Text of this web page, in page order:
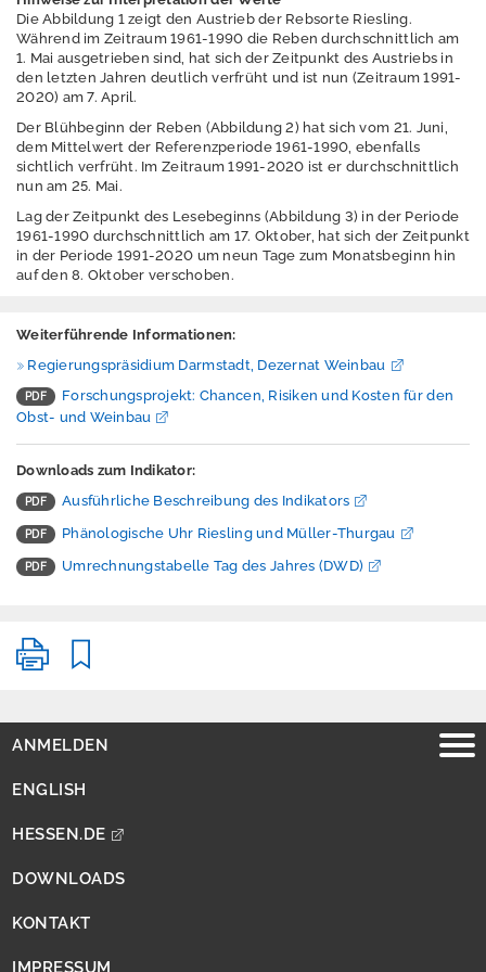
A
n
m
e
d
e
E
n
g
s
h
e
e
n
d
e
w
d
o
t
t
Die Abbildung 1 zeigt den Austrieb der Rebsorte Riesling.
Während im Zeitraum 1961-1990 die Reben durchschnittlich am
1. Mai ausgetrieben sind, hat sich der Zeitpunkt des Austriebs in
den letzten Jahren deutlich verfrüht und ist nun (Zeitraum 1991-
2020) am 7. April.
Der Blühbeginn der Reben (Abbildung 2) hat sich vom 21. Juni,
dem Mittelwert der Referenzperiode 1961-1990, ebenfalls
sichtlich verfrüht. Im Zeitraum 1991-2020 ist er durchschnittlich
nun am 25. Mai.
Lag der Zeitpunkt des Lesebeginns (Abbildung 3) in der Periode
1961-1990 durchschnittlich am 17. Oktober, hat sich der Zeitpunkt
in der Periode 1991-2020 um neun Tage zum Monatsbeginn hin
auf den 8. Oktober verschoben.
Weiterführende Informationen:
Regierungspräsidium Darmstadt, Dezernat Weinbau
Forschungsprojekt: Chancen, Risiken und Kosten für den
Obst- und Weinbau
Downloads zum Indikator:
Ausführliche Beschreibung des Indikators
Phänologische Uhr Riesling und Müller-Thurgau
Umrechnungstabelle Tag des Jahres (DWD)
ANMELDEN
ENGLISH
HESSEN.DE
DOWNLOADS
KONTAKT
IMPRESSUM